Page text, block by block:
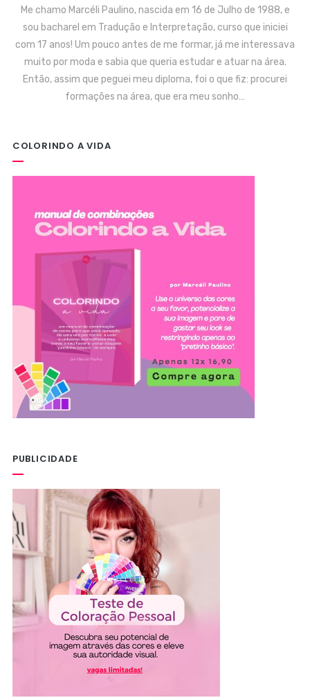
Me chamo Marcéli Paulino, nascida em 16 de Julho de 1988, e
sou bacharel em Tradução e Interpretação, curso que iniciei
com 17 anos! Um pouco antes de me formar, já me interessava
muito por moda e sabia que queria estudar e atuar na área.
Então, assim que peguei meu diploma, foi o que fiz: procurei
formações na área, que era meu sonho…
COLORINDO A VIDA
PUBLICIDADE